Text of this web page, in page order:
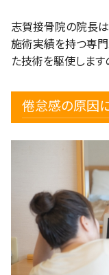
志賀接骨院の院長
施術実績を持つ専
た技術を駆使します
倦怠感の原因